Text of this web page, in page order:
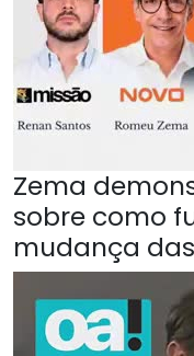
Zema
sobre como
mudança